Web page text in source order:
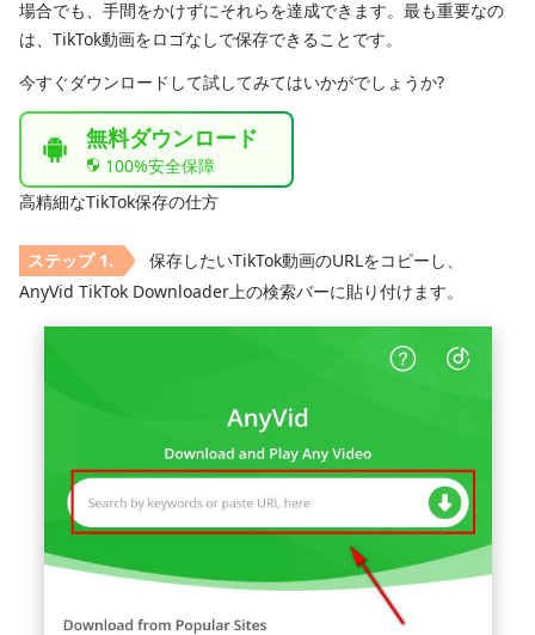
場合でも、手間をかけずにそれらを達成できます。最も重要なの
は、TikTok動画をロゴなしで保存できることです。
今すぐダウンロードして試してみてはいかがでしょうか?
無料ダウンロード
100%安全保障
高精細なTikTok保存の仕方
保存したいTikTok動画のURLをコピーし、
AnyVid TikTok Downloader上の検索バーに貼り付けます。